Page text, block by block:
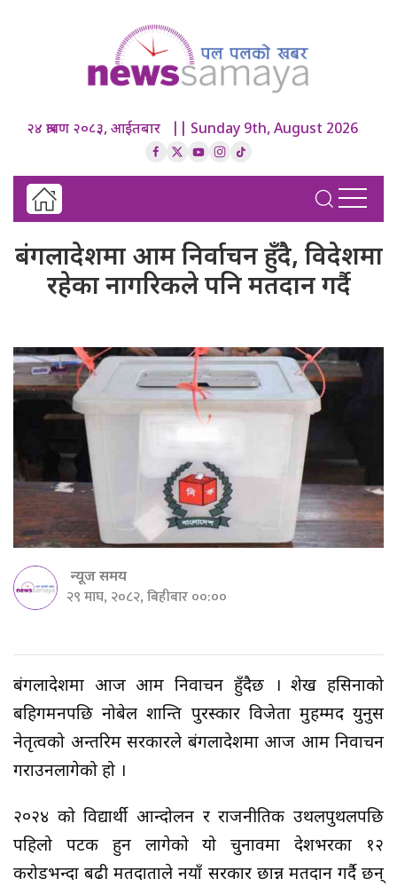
२४ श्रावण २०८३, आईतबार || Sunday 9th, August 2026
बंगलादेशमा आम निर्वाचन हुँदै, विदेशमा
रहेका नागरिकले पनि मतदान गर्दै
न्यूज समय
२९ माघ, २०८२, बिहीबार ००:००
बंगलादेशमा आज आम निर्वाचन हुँदैछ । शेख हसिनाको
बहिर्गमनपछि नोबेल शान्ति पुरस्कार विजेता मुहम्मद युनुस
नेतृत्वको अन्तरिम सरकारले बंगलादेशमा आज आम निर्वाचन
गराउनलागेको हो ।
२०२४ को विद्यार्थी आन्दोलन र राजनीतिक उथलपुथलपछि
पहिलो पटक हुन लागेको यो चुनावमा देशभरका १२
करोडभन्दा बढी मतदाताले नयाँ सरकार छान्न मतदान गर्दै छन्